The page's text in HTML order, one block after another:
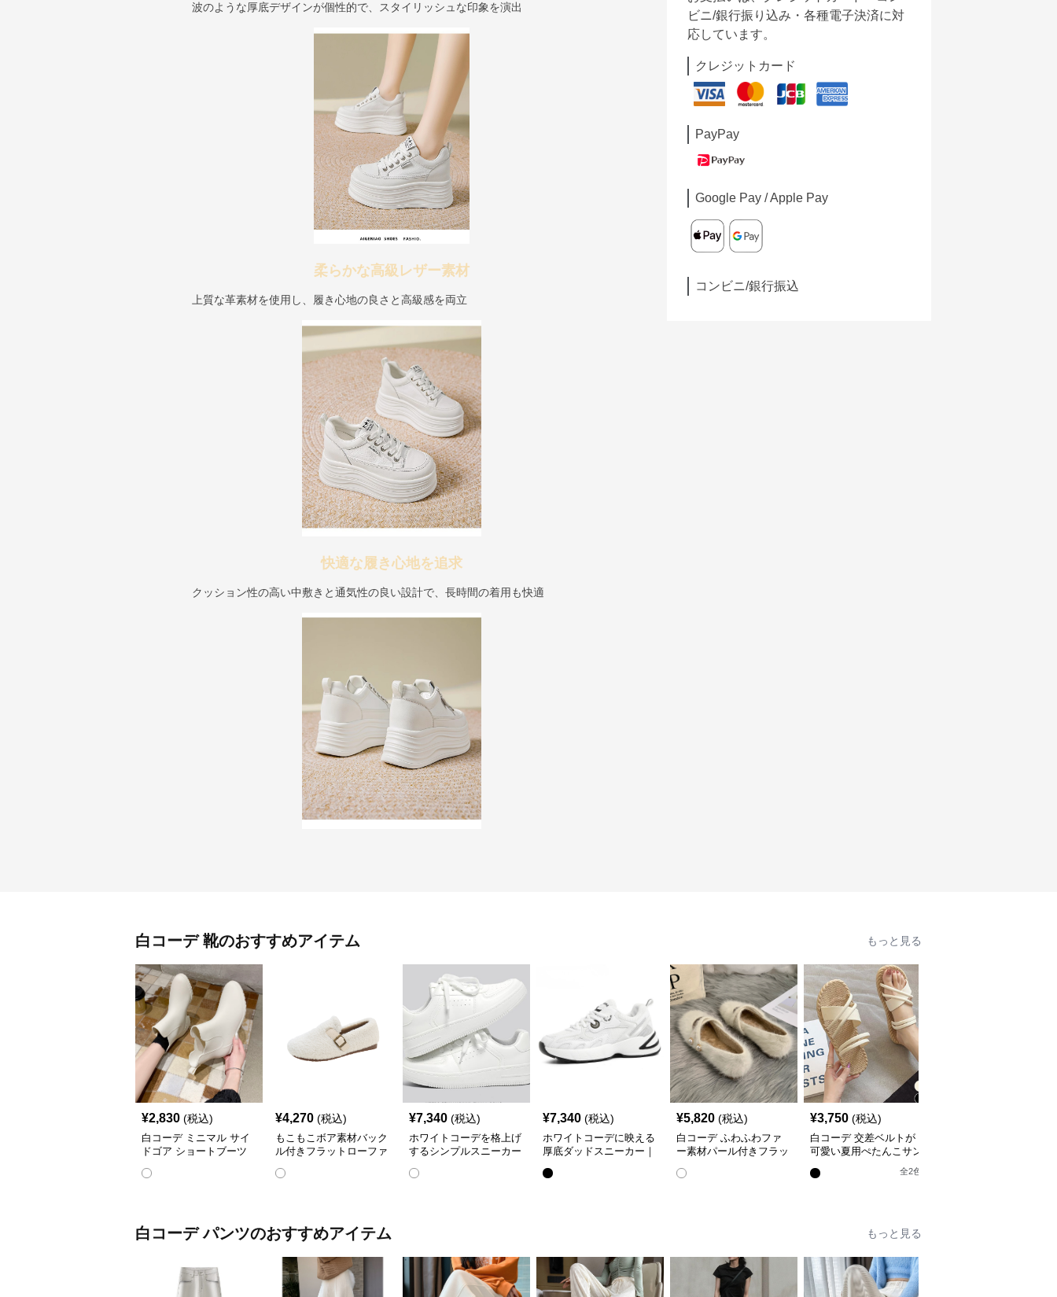
波のような厚底デザインが個性的で、スタイリッシュな印象を演出
柔らかな高級レザー素材
上質な革素材を使用し、履き心地の良さと高級感を両立
快適な履き心地を追求
クッション性の高い中敷きと通気性の良い設計で、長時間の着用も快適
ビニ/銀行振り込み・各種電子決済に対
応しています。
クレジットカード
PayPay
Google Pay / Apple Pay
コンビニ/銀行振込
白コーデ 靴のおすすめアイテム もっと見る
¥2,830 (税込)
白コーデ ミニマル サイ
ドゴア ショートブーツ
¥4,270 (税込)
もこもこボア素材バック
ル付きフラットローファ
¥7,340 (税込)
ホワイトコーデを格上げ
するシンプルスニーカー
の抜け感をプラス
¥7,340 (税込)
ホワイトコーデに映える
厚底ダッドスニーカー｜
ンド白スニーカー
¥5,820 (税込)
白コーデ ふわふわファ
ー素材パール付きフラッ
¥3,750 (税込)
白コーデ 交差ベルトが
可愛い夏用ぺたんこサン
全2色
白コーデ パンツのおすすめアイテム もっと見る